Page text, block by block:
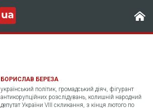
БОРИСЛАВ БЕРЕЗА
український політик, громадський діяч, фігурант
антикорупційних розслідувань, колишній народний
депутат України VIII скликання, з кінця лютого по